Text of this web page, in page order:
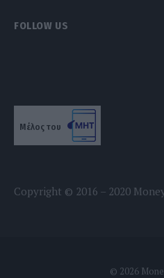
FOLLOW US
Μέλος του
Copyright © 2016 – 2020
© 2026